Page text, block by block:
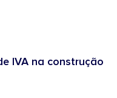
IVA na construção